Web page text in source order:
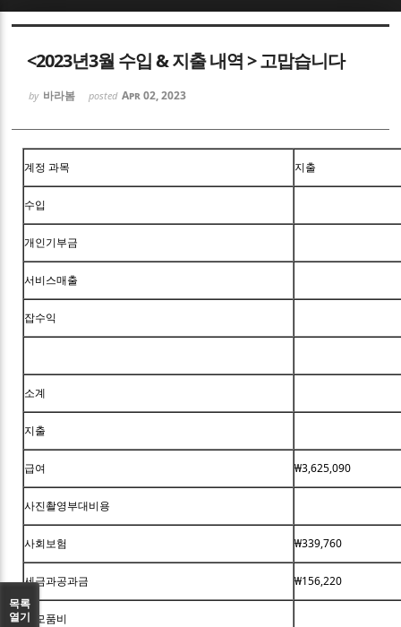
<2023년3월 수입 & 지출 내역 > 고맙습니다
by 바라봄 posted Apr 02, 2023
계정 과목 지출
수입
개인기부금
서비스매출
잡수익
소계
지출
급여 ₩3,625,090
사진촬영부대비용
사회보험 ₩339,760
세금과공과금 ₩156,220
소모품비
목록
열기
Sketchbook5, 스케치북5
Sketchbook5, 스케치북5